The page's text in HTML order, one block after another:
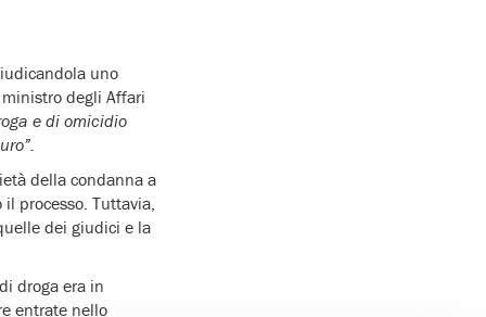
uno
degli Affari
e di omicidio
della condanna a
processo. Tuttavia,
dei giudici e la
droga era in
entrate nello